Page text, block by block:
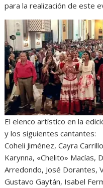
para la realización de este
El elenco artístico en la
y los siguientes cantantes:
Coheli Jiménez, Cayra
Karynna, «Chelito» Macías,
Arredondo, José Dorantes,
Gustavo Gaytán, Isabel